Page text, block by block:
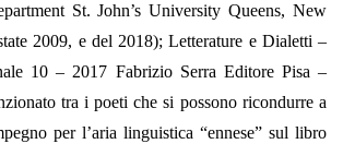
St. John’s University Queens, New
2009, e del 2018); Letterature e Dialetti –
10 – 2017 Fabrizio Serra Editore Pisa –
tra i poeti che si possono ricondurre a
per l’aria linguistica “ennese” sul libro